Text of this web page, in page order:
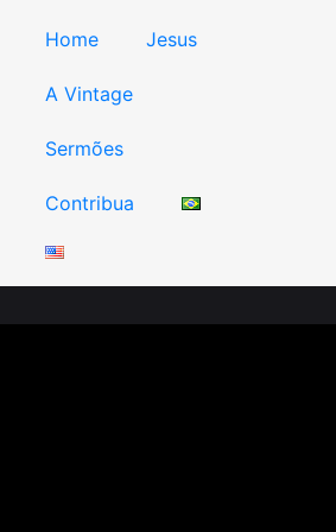
Home Jesus
A Vintage
Sermões
Contribua